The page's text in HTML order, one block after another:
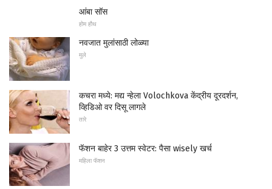
आंबा सॉस
होम हौथ
नवजात मुलांसाठी लोळ्या
मुले
कचरा मध्ये: मद्य न्हेला Volochkova केंद्रीय दूरदर्शन,
व्हिडिओ वर दिसू लागले
तारे
फॅशन बाहेर 3 उत्तम स्वेटर: पैसा wisely खर्च
महिला फॅशन